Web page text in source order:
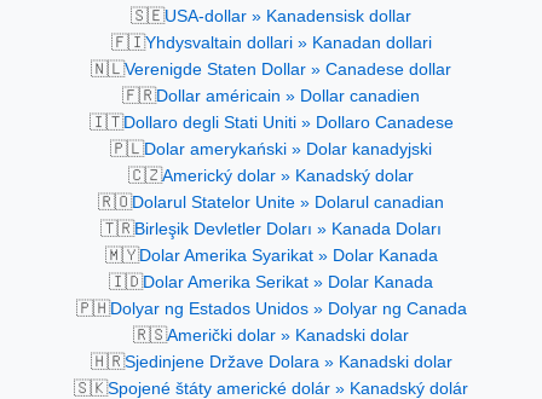
🇸🇪USA-dollar » Kanadensisk dollar
🇫🇮Yhdysvaltain dollari » Kanadan dollari
🇳🇱Verenigde Staten Dollar » Canadese dollar
🇫🇷Dollar américain » Dollar canadien
🇮🇹Dollaro degli Stati Uniti » Dollaro Canadese
🇵🇱Dolar amerykański » Dolar kanadyjski
🇨🇿Americký dolar » Kanadský dolar
🇷🇴Dolarul Statelor Unite » Dolarul canadian
🇹🇷Birleşik Devletler Doları » Kanada Doları
🇲🇾Dolar Amerika Syarikat » Dolar Kanada
🇮🇩Dolar Amerika Serikat » Dolar Kanada
🇵🇭Dolyar ng Estados Unidos » Dolyar ng Canada
🇷🇸Američki dolar » Kanadski dolar
🇭🇷Sjedinjene Države Dolara » Kanadski dolar
🇸🇰Spojené štáty americké dolár » Kanadský dolár